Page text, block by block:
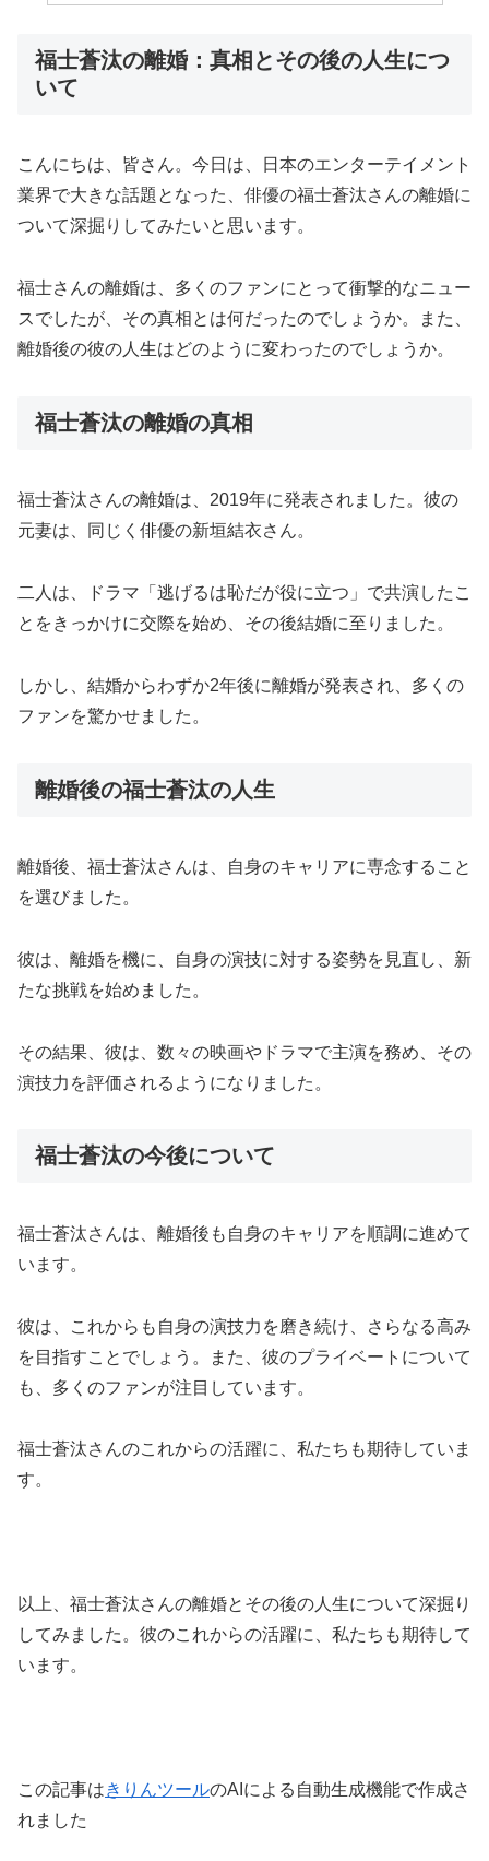
福士蒼汰の離婚：真相とその後の人生につ
いて
こんにちは、皆さん。今日は、日本のエンターテイメント
業界で大きな話題となった、俳優の福士蒼汰さんの離婚に
ついて深掘りしてみたいと思います。
福士さんの離婚は、多くのファンにとって衝撃的なニュー
スでしたが、その真相とは何だったのでしょうか。また、
離婚後の彼の人生はどのように変わったのでしょうか。
福士蒼汰の離婚の真相
福士蒼汰さんの離婚は、2019年に発表されました。彼の
元妻は、同じく俳優の新垣結衣さん。
二人は、ドラマ「逃げるは恥だが役に立つ」で共演したこ
とをきっかけに交際を始め、その後結婚に至りました。
しかし、結婚からわずか2年後に離婚が発表され、多くの
ファンを驚かせました。
離婚後の福士蒼汰の人生
離婚後、福士蒼汰さんは、自身のキャリアに専念すること
を選びました。
彼は、離婚を機に、自身の演技に対する姿勢を見直し、新
たな挑戦を始めました。
その結果、彼は、数々の映画やドラマで主演を務め、その
演技力を評価されるようになりました。
福士蒼汰の今後について
福士蒼汰さんは、離婚後も自身のキャリアを順調に進めて
います。
彼は、これからも自身の演技力を磨き続け、さらなる高み
を目指すことでしょう。また、彼のプライベートについて
も、多くのファンが注目しています。
福士蒼汰さんのこれからの活躍に、私たちも期待していま
す。
以上、福士蒼汰さんの離婚とその後の人生について深掘り
してみました。彼のこれからの活躍に、私たちも期待して
います。
この記事はきりんツールのAIによる自動生成機能で作成さ
れました